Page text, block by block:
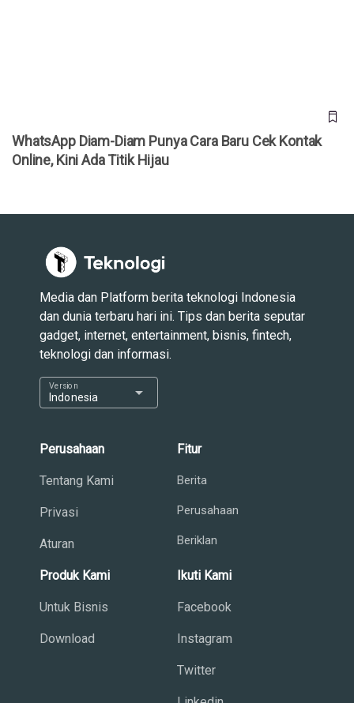
WhatsApp Diam-Diam Punya Cara Baru Cek Kontak
Online, Kini Ada Titik Hijau
Media dan Platform berita teknologi Indonesia
dan dunia terbaru hari ini. Tips dan berita seputar
gadget, internet, entertainment, bisnis, fintech,
teknologi dan informasi.
Indonesia
Version arrow_drop_down
Perusahaan
Tentang Kami
Privasi
Aturan
Fitur
Berita
Perusahaan
Beriklan
Produk Kami
Untuk Bisnis
Download
Ikuti Kami
Facebook
Instagram
Twitter